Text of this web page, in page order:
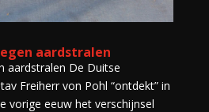
aardstralen
aardstralen De Duitse
Freiherr von Pohl “ontdekt” in
vorige eeuw het verschijnsel